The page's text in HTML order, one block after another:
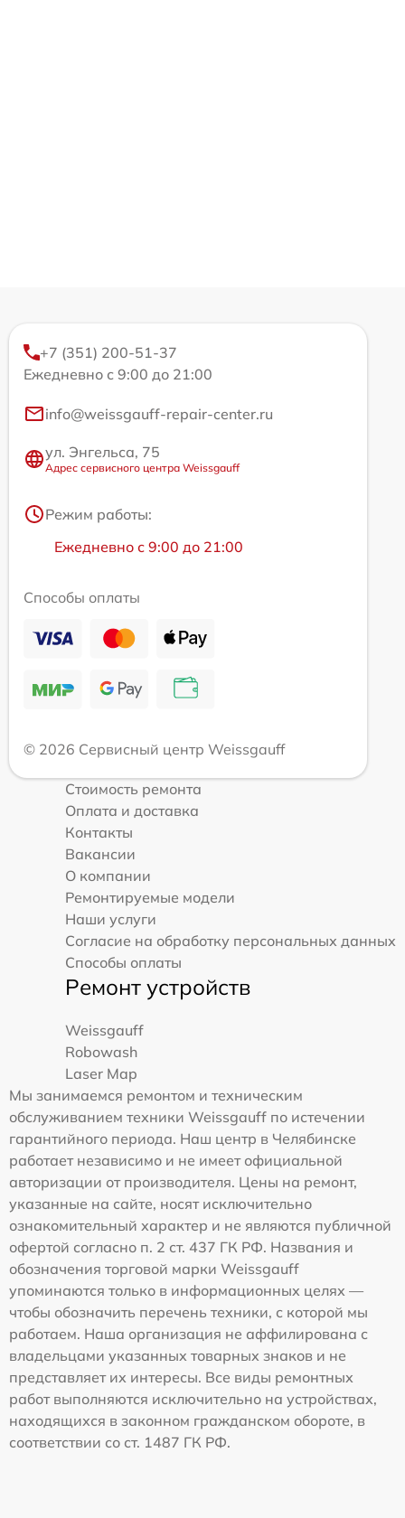
+7 (351) 200-51-37
Ежедневно с 9:00 до 21:00
info@weissgauff-repair-center.ru
ул. Энгельса, 75
Адрес сервисного центра Weissgauff
Режим работы:
Ежедневно с 9:00 до 21:00
Способы оплаты
© 2026 Сервисный центр Weissgauff
Стоимость ремонта
Оплата и доставка
Контакты
Вакансии
О компании
Ремонтируемые модели
Наши услуги
Согласие на обработку персональных данных
Способы оплаты
Ремонт устройств
Weissgauff
Robowash
Laser Map
Мы занимаемся ремонтом и техническим
обслуживанием техники Weissgauff по истечении
гарантийного периода. Наш центр в Челябинске
работает независимо и не имеет официальной
авторизации от производителя. Цены на ремонт,
указанные на сайте, носят исключительно
ознакомительный характер и не являются публичной
офертой согласно п. 2 ст. 437 ГК РФ. Названия и
обозначения торговой марки Weissgauff
упоминаются только в информационных целях —
чтобы обозначить перечень техники, с которой мы
работаем. Наша организация не аффилирована с
владельцами указанных товарных знаков и не
представляет их интересы. Все виды ремонтных
работ выполняются исключительно на устройствах,
находящихся в законном гражданском обороте, в
соответствии со ст. 1487 ГК РФ.